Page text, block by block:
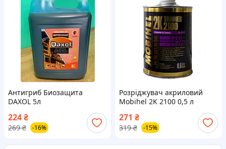
Антигриб Биозащита
DAXOL 5л
224₴
269 ₴ -16%
Розріджувач акриловий
Mobihel 2K 2100 0,5 л
271 ₴
319 ₴ -15%